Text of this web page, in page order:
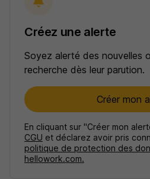
Créez une alerte
Soyez alerté des nouvelles
recherche dès leur parution.
Créer mon
En cliquant sur "Créer mon
CGU et déclarez avoir pris
politique de protection des
hellowork.com.